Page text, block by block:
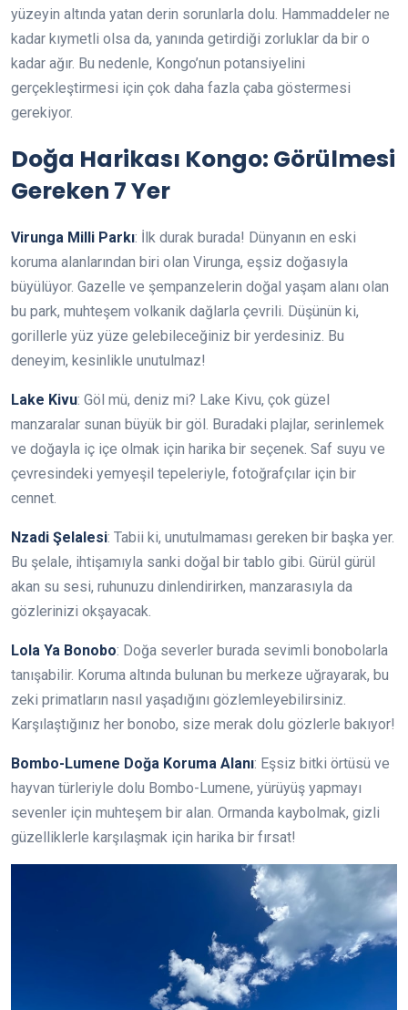
yüzeyin altında yatan derin sorunlarla dolu. Hammaddeler ne
kadar kıymetli olsa da, yanında getirdiği zorluklar da bir o
kadar ağır. Bu nedenle, Kongo’nun potansiyelini
gerçekleştirmesi için çok daha fazla çaba göstermesi
gerekiyor.
Doğa Harikası Kongo: Görülmesi
Gereken 7 Yer
Virunga Milli Parkı: İlk durak burada! Dünyanın en eski
koruma alanlarından biri olan Virunga, eşsiz doğasıyla
büyülüyor. Gazelle ve şempanzelerin doğal yaşam alanı olan
bu park, muhteşem volkanik dağlarla çevrili. Düşünün ki,
gorillerle yüz yüze gelebileceğiniz bir yerdesiniz. Bu
deneyim, kesinlikle unutulmaz!
Lake Kivu: Göl mü, deniz mi? Lake Kivu, çok güzel
manzaralar sunan büyük bir göl. Buradaki plajlar, serinlemek
ve doğayla iç içe olmak için harika bir seçenek. Saf suyu ve
çevresindeki yemyeşil tepeleriyle, fotoğrafçılar için bir
cennet.
Nzadi Şelalesi: Tabii ki, unutulmaması gereken bir başka yer.
Bu şelale, ihtişamıyla sanki doğal bir tablo gibi. Gürül gürül
akan su sesi, ruhunuzu dinlendirirken, manzarasıyla da
gözlerinizi okşayacak.
Lola Ya Bonobo: Doğa severler burada sevimli bonobolarla
tanışabilir. Koruma altında bulunan bu merkeze uğrayarak, bu
zeki primatların nasıl yaşadığını gözlemleyebilirsiniz.
Karşılaştığınız her bonobo, size merak dolu gözlerle bakıyor!
Bombo-Lumene Doğa Koruma Alanı: Eşsiz bitki örtüsü ve
hayvan türleriyle dolu Bombo-Lumene, yürüyüş yapmayı
sevenler için muhteşem bir alan. Ormanda kaybolmak, gizli
güzelliklerle karşılaşmak için harika bir fırsat!